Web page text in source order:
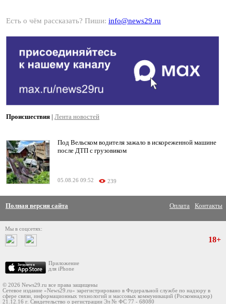
Есть о чём рассказать? Пиши: info@news29.ru
Происшествия | Лента новостей
Под Вельском водителя зажало в искореженной машине
после ДТП с грузовиком
05.08.26 09:52 239
Полная версия сайта Оплата Контакты
Мы в соцсетях:
Приложение
для iPhone
18+
© 2026 News29.ru все права защищены
Сетевое издание «News29.ru» зарегистрировано в Федеральной службе по надзору в
сфере связи, информационных технологий и массовых коммуникаций (Роскомнадзор)
21.12.16 г. Свидетельство о регистрации Эл № ФС 77 - 68080